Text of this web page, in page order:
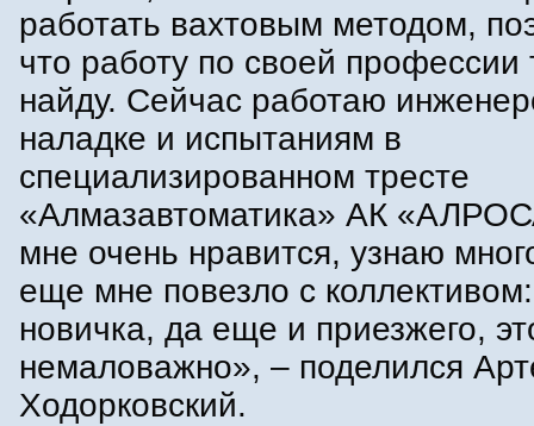
работать вахтовым методом,
что работу по своей профессии
найду. Сейчас работаю
наладке и испытаниям в
специализированном тресте
«Алмазавтоматика» АК
мне очень нравится, узнаю
еще мне повезло с
новичка, да еще и приезжего,
немаловажно», – поделился
Ходорковский.